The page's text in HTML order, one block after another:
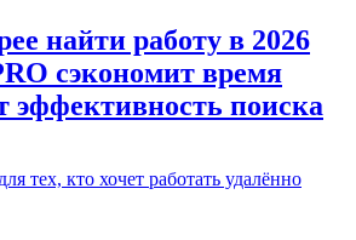
найти работу в 2026
сэкономит время
эффективность поиска